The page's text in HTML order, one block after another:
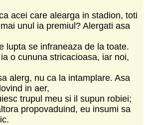
acei care alearga in stadion, toti
unul ia premiul? Alergati asa
lupta se infraneaza de la toate.
o cununa stricacioasa, iar noi,
alerg, nu ca la intamplare. Asa
in aer,
trupul meu si il supun robiei;
propovaduind, eu insumi sa